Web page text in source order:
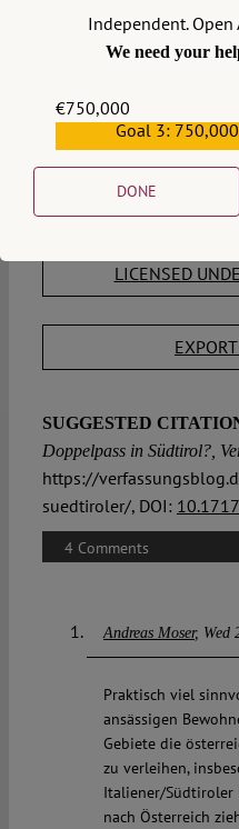
Rechnung serviert,
würde man nicht viel aus
LICENSED
SUGGESTED
Doppelpass in Südtirol?,
https://
suedtiroler/, DOI:
4 Comments
Andreas Moser Wed
Praktisch viel
ansässigen
Gebiete die
zu verleihen,
Italiener/Südtiroler
nach Österreich
Independent. Open
We need your
€750,000
€559,159Goal 3:
DONE